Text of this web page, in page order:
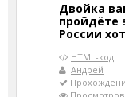
Двойка
пройдёте
России
HTML-код
Андрей